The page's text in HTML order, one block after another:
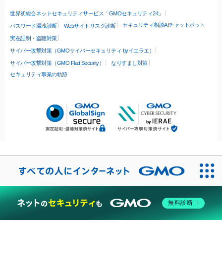
世界初総合ネットセキュリティサービス「GMOセキュリティ24」
パスワード漏洩診断 Webサイトリスク診断 セキュリティ相談AIチャットボット
実在証明・盗聴対策
サイバー攻撃対策（GMOサイバーセキュリティ byイエラエ）
サイバー攻撃対策（GMO Flatt Security）
なりすまし対策
セキュリティ事業の軌跡
無料診断